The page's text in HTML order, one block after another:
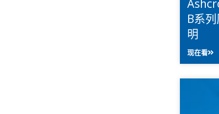
B系
明
现在看